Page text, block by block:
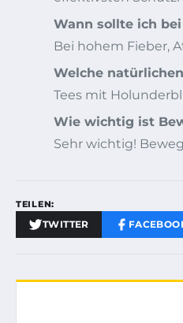
Wann sollte ich
Bei hohem Fieber,
Welche
Tees mit
Wie wichtig ist
Sehr wichtig!
TEILEN:
TWITTER